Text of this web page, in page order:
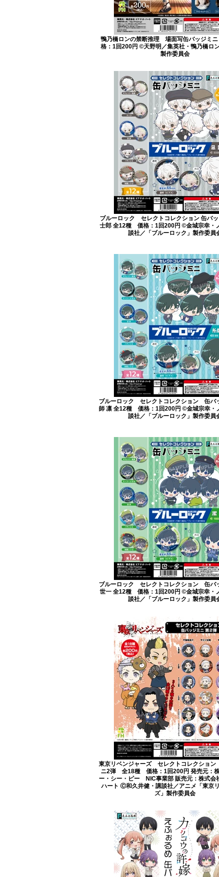
鴨乃橋ロンの禁断推理 場面写缶バッジミ
格：1回200円 ©天野明／集英社・鴨乃橋ロ
製作委員会
ブルーロック セレクトコレクション 缶バッ
士郎 全12種 価格：1回200円 ©金城宗幸・
談社／「ブルーロック」製作委員
ブルーロック セレクトコレクション 缶
師 凛 全12種 価格：1回200円 ©金城宗幸・
談社／「ブルーロック」製作委員
ブルーロック セレクトコレクション 缶
世一 全12種 価格：1回200円 ©金城宗幸・
談社／「ブルーロック」製作委員
東京リベンジャーズ セレクトコレクショ
ニ2弾 全18種 価格：1回200円 発売元：
ー・シー・ピー NIC事業部 販売元：株式会
ハート Ⓒ和久井健・講談社／アニメ「東京
ズ」製作委員会